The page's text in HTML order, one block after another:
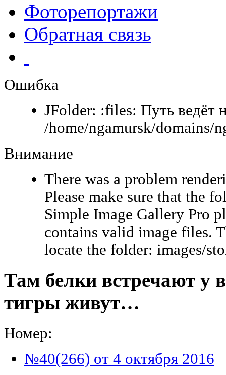
Фоторепортажи
Обратная связь
Ошибка
JFolder: :files: Путь ведёт
/home/ngamursk/domains/
Внимание
There was a problem
Please make sure that the
Simple Image Gallery Pro
contains valid image files.
locate the folder: images/
Там белки встречают у
тигры живут…
Номер:
№40(266) от 4 октября 2016